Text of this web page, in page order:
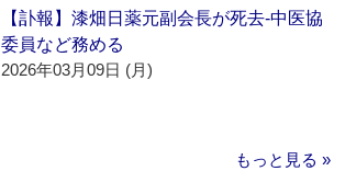
【訃報】漆畑日薬元副会長が死去‐中医協
委員など務める
2026年03月09日 (月)
もっと見る »